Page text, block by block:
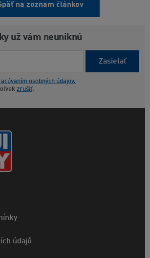
na zoznam článkov
už vám neuniknú
Zasielať
osobných údajov.
zrušiť.
údajů